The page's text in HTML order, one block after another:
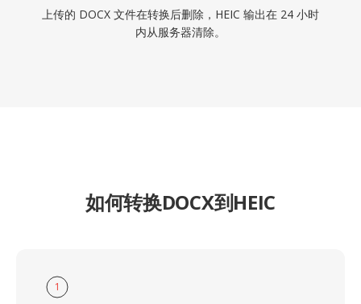
上传的 DOCX 文件在转换后删除，HEIC 输出在 24 小时
内从服务器清除。
如何转换DOCX到HEIC
1